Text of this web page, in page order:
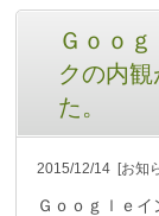
Ｇｏｏ
クの内
た。
2015/12/14 [お知
Ｇｏｏｇｌｅ